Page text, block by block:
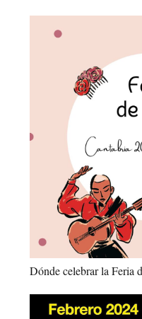
Dónde celebrar la Feria